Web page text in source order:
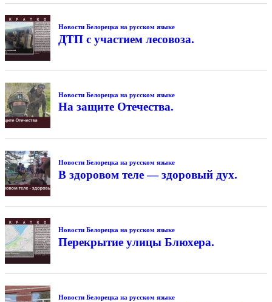
Новости Белорецка на русском языке
ДТП с участием лесовоза.
Новости Белорецка на русском языке
На защите Отечества.
Новости Белорецка на русском языке
В здоровом теле — здоровый дух.
Новости Белорецка на русском языке
Перекрытие улицы Блюхера.
Новости Белорецка на русском языке